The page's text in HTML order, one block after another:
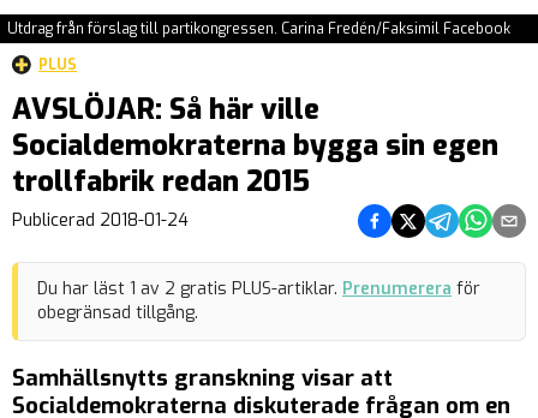
Utdrag från förslag till partikongressen. Carina Fredén/Faksimil Facebook
PLUS
AVSLÖJAR: Så här ville
Socialdemokraterna bygga sin egen
trollfabrik redan 2015
Publicerad 2018-01-24 Dela på Facebook
Dela på Twitter
Dela påDela på
Dela
Du har läst 1 av 2 gratis PLUS-artiklar. Prenumerera för
obegränsad tillgång.
Samhällsnytts granskning visar att
Socialdemokraterna diskuterade frågan om en